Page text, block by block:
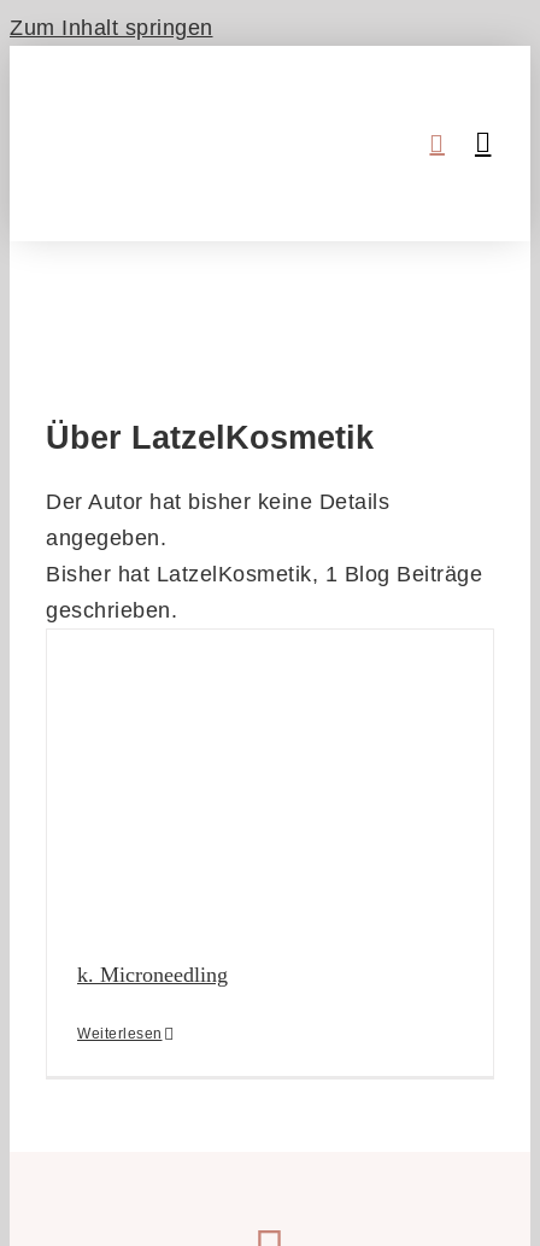
Zum Inhalt springen
Über LatzelKosmetik
Der Autor hat bisher keine Details
angegeben.
Bisher hat LatzelKosmetik, 1 Blog Beiträge
geschrieben.
k. Microneedling
Weiterlesen